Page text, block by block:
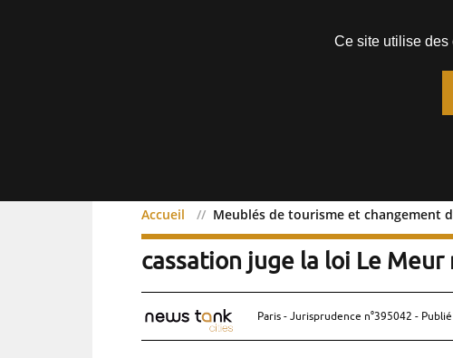
Accueil Meublés de tourisme et changement
Meublés de tourisme et
cassation juge la loi Le
Paris - Jurisprudence n°395042 -
Ce site utilise des